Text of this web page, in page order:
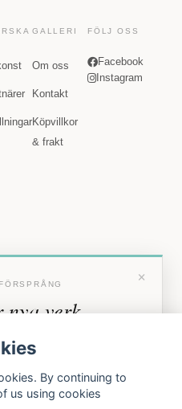
GALLERI
Om oss
Kontakt
Köpvillkor
& frakt
FÖLJ OSS
Facebook
Instagram
×
nya verk
innan vi annonserar
By continuing to
us using cookies